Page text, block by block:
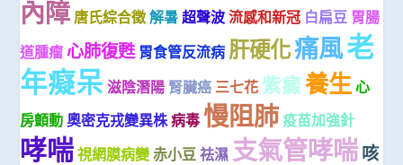
內障 唐氏綜合徵解暑 超聲波 流感和新冠 白扁豆 胃腸
道腫瘤 心肺復甦 胃食管反流病 肝硬化痛風老
年癡呆 滋陰潛陽 腎臟癌 三七花 紫癜養生 心
房顫動 奧密克戎變異株病毒 慢阻肺 疫苗加強針
哮喘 視網膜病變 赤小豆 祛濕 支氣管哮喘咳